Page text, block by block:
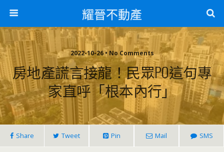
耀晉不動產
2022-10-26 • No Comments
房地產謊言接龍！民眾PO這句專
家直呼「根本內行」
Share Tweet Pin Mail SMS